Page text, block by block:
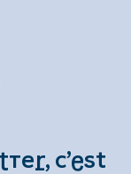
c’est